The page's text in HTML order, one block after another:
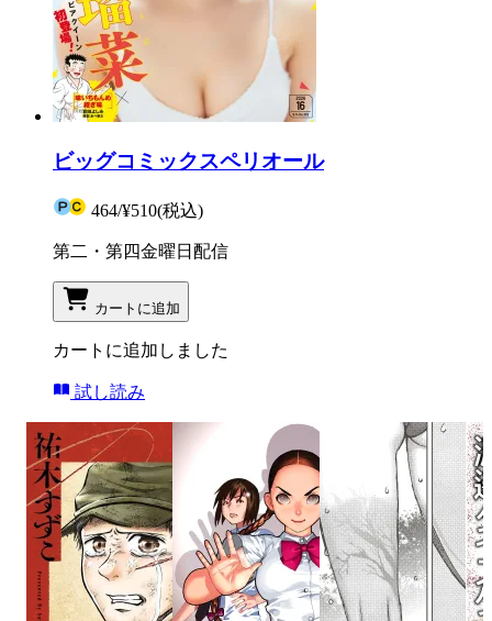
ビッグコミックスペリオール
464/¥510(税込)
第二・第四金曜日配信
カートに追加
カートに追加しました
試し読み